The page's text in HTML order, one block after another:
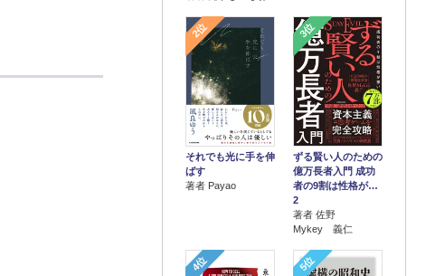
2位
それでも光に手を伸
ばす
著者 Payao
3位
ずる賢い人のための
億万長者入門 成功
者の9割は性格が…
2
著者 佐野
Mykey 義仁
4位 5位